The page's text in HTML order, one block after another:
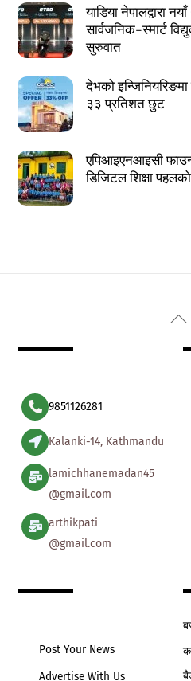
याडिया नेपालद्वारा
सार्वजनिक-स्मार्ट
सुरुवात
देभको
३३ प्रतिशत छुट
एपिआइएनआइसी
डिजिटल शिक्षा
9851126281
Kalanki-14, Kathmandu
lamichhanemadan45
@gmail.com
arthikpati
@gmail.com
Post Your News
Advertise With Us